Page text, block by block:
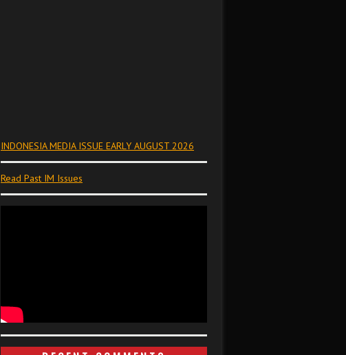
INDONESIA MEDIA ISSUE EARLY AUGUST 2026
Read Past IM Issues